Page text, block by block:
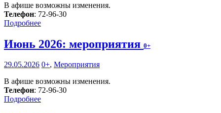
В афише возможны изменения.
Телефон: 72-96-30
Подробнее
Июнь 2026: мероприятия 0+
29.05.2026 0+, Мероприятия
В афише возможны изменения.
Телефон: 72-96-30
Подробнее